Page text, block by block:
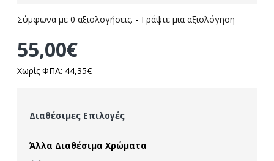
Σύμφωνα με 0 αξιολογήσεις. - Γράψτε μια αξιολόγηση
55,00€
Χωρίς ΦΠΑ: 44,35€
Διαθέσιμες Επιλογές
Άλλα Διαθέσιμα Χρώματα